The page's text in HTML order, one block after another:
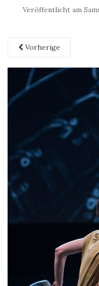
Veröffentlicht am
Vorherige